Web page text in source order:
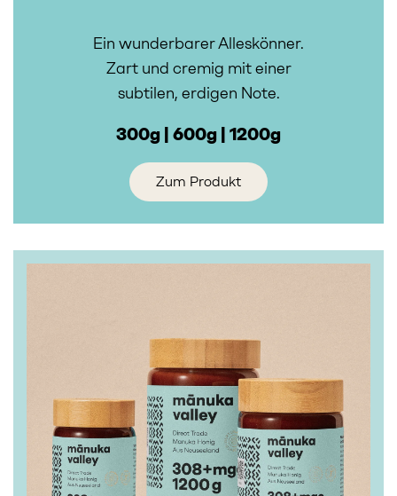
Ein wunderbarer Alleskönner.
Zart und cremig mit einer
subtilen, erdigen Note.
300g | 600g | 1200g
Zum Produkt